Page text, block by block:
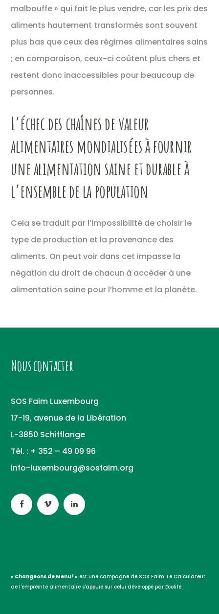
malbouffe » qui fait le plus vendre, car les prix des
aliments hautement transformés sont souvent
plus bas que ceux des régimes alimentaires sains
; en comparaison, ceux-ci coûtent plus chers et
restent donc inaccessibles pour beaucoup de
personnes.
L’échec des chaînes de valeur
alimentaires mondialisées à fournir
une alimentation saine et durable à
l’ensemble de la population
Cela se traduit par l’impossibilité de choisir le
type de production et la provenance des
aliments. On peut voir dans cet impasse la
négation du droit de chacun à accéder à une
alimentation saine pour l’homme et la planète.
Nous contacter
SOS Faim Luxembourg
17-19, avenue de la Libération
L-3850 Schifflange
Tél. : + 352 – 49 09 96
info-luxembourg@sosfaim.org
« Changeons de Menu ! » est une campagne de SOS Faim. Le Calculateur
de l'empreinte alimentaire s'appuie sur celui développé par Ecolife.